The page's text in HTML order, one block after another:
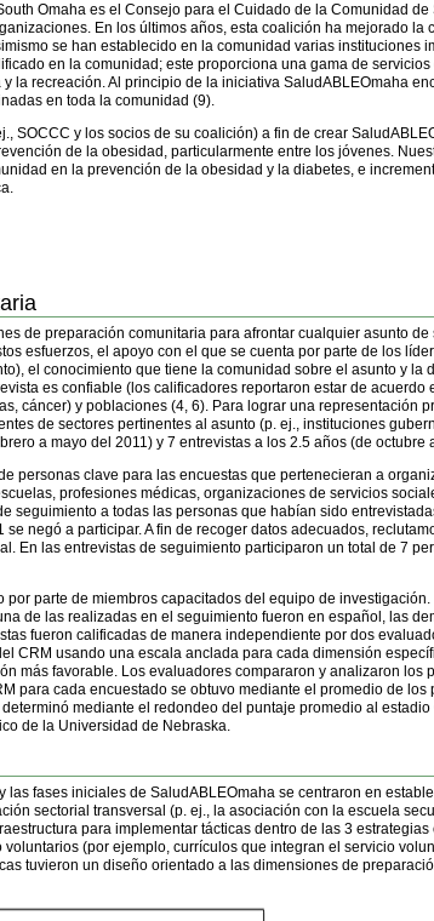
Omaha es el Consejo para el Cuidado de la Comunidad
En los últimos años, esta coalición ha mejorado la
se han establecido en la comunidad varias instituciones
en la comunidad; este proporciona una gama de
la recreación. Al principio de la iniciativa SaludABLEOmaha
en toda la comunidad (9).
SOCCC y los socios de su coalición) a fin de crear
de la obesidad, particularmente entre los jóvenes.
en la prevención de la obesidad y la diabetes, e
de preparación comunitaria para afrontar cualquier asunto
esfuerzos, el apoyo con el que se cuenta por parte de los
el conocimiento que tiene la comunidad sobre el asunto y la
es confiable (los calificadores reportaron estar de acuerdo
cáncer) y poblaciones (4, 6). Para lograr una representación
de sectores pertinentes al asunto (p. ej., instituciones
a mayo del 2011) y 7 entrevistas a los 2.5 años (de octubre
personas clave para las encuestas que pertenecieran a
profesiones médicas, organizaciones de servicios
seguimiento a todas las personas que habían sido
negó a participar. A fin de recoger datos adecuados,
En las entrevistas de seguimiento participaron un total de 7
parte de miembros capacitados del equipo de
de las realizadas en el seguimiento fueron en español, las
fueron calificadas de manera independiente por dos
CRM usando una escala anclada para cada dimensión
más favorable. Los evaluadores compararon y analizaron los
para cada encuestado se obtuvo mediante el promedio de los
mediante el redondeo del puntaje promedio al estadio
de la Universidad de Nebraska.
fases iniciales de SaludABLEOmaha se centraron en
sectorial transversal (p. ej., la asociación con la escuela
para implementar tácticas dentro de las 3
(por ejemplo, currículos que integran el servicio
tuvieron un diseño orientado a las dimensiones de